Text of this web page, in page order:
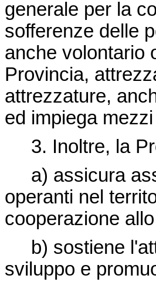
generale per la
sofferenze delle
anche volontario
Provincia,
attrezzature,
ed impiega
3. Inoltre, la
a) assicura
operanti nel
cooperazione
b) sostiene
sviluppo e